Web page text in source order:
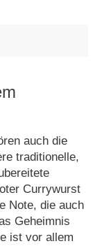
auch die
traditionelle,
Currywurst
Note, die auch
Geheimnis
ist vor allem